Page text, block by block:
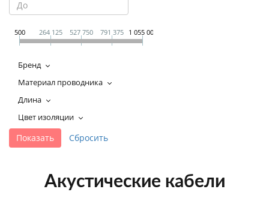
+7 495-951-3646
500 264 125 527 750 791 375 1 055 000
Бренд
Материал проводника
Длина
Цвет изоляции
Акустические кабели